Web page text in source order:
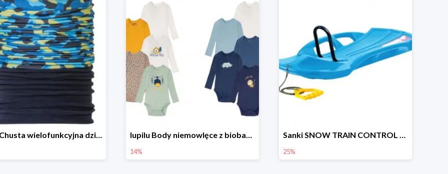
lupilu Chusta wielofunkcyjna dziecięca lupilu Body niemowlęce z biobawełny
14%
Sanki SNOW TRAIN CONTROL -25%
25%